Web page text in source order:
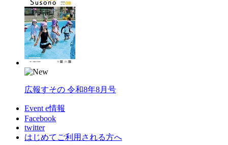
広報すその 令和8年8月号
Event e情報
Facebook
twitter
はじめてご利用される方へ